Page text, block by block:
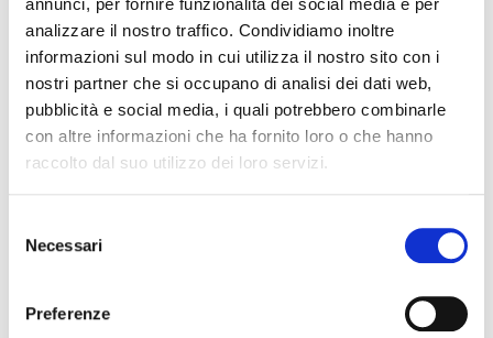
annunci, per fornire funzionalità dei social media e per
analizzare il nostro traffico. Condividiamo inoltre
informazioni sul modo in cui utilizza il nostro sito con i
nostri partner che si occupano di analisi dei dati web,
pubblicità e social media, i quali potrebbero combinarle
con altre informazioni che ha fornito loro o che hanno
raccolto dal suo utilizzo dei loro servizi.
delNecessari
Preferenze
PLASTICA PANARO PROEL
QSC SHURE
SOUNDSATION